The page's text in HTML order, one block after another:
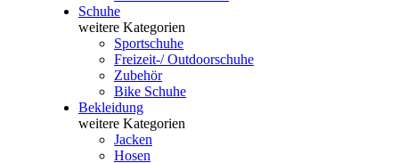
Schuhe
weitere Kategorien
Sportschuhe
Freizeit-/ Outdoorschuhe
Zubehör
Bike Schuhe
Bekleidung
weitere Kategorien
Jacken
Hosen